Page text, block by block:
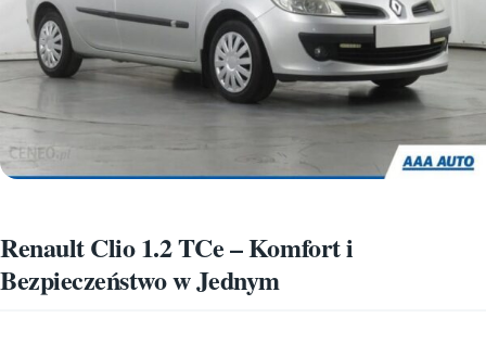
Renault Clio 1.2 TCe – Komfort i
Bezpieczeństwo w Jednym